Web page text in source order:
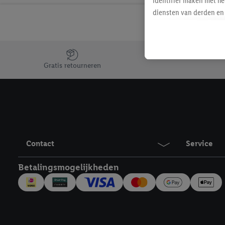
Jouw voordelen bij ons als Lidl webshop klant
Gratis retourneren
Contact Service
Betalingsmogelijkheden
diensten van derden
Als je hiervoor
eerder interesse hebt
maar het niet te
mailadres en met
Onder "Aanpassen"
Door te klikken op
technieken worden
inclusief over de
trekken, vind je in onze
over de cookies die